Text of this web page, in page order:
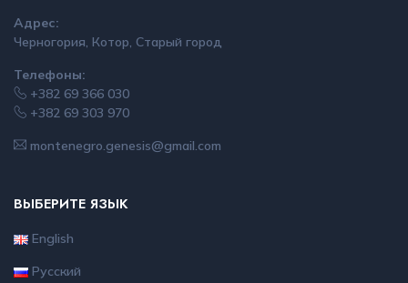
Адрес:
Черногория, Котор, Старый город
Телефоны:
+382 69 366 030
+382 69 303 970
montenegro.genesis@gmail.com
ВЫБЕРИТЕ ЯЗЫК
English
Русский